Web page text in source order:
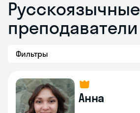
Русскоязычные
преподаватели
Фильтры
Анна